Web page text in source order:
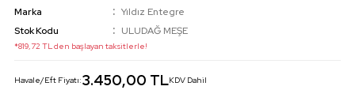
Marka
Yıldız Entegre
Stok Kodu
ULUDAĞ MEŞE
*819,72 TL den başlayan taksitlerle!
Havale/Eft Fiyatı:3.450,00 TLKDV Dahil